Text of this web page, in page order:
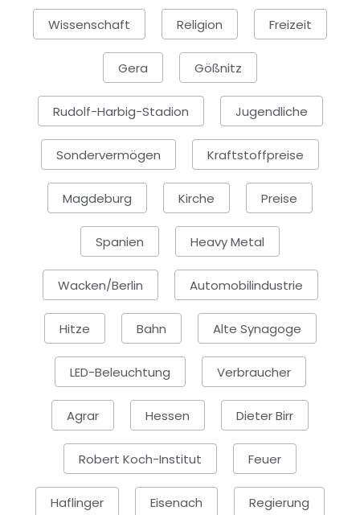
Wissenschaft Religion Freizeit
Gera Gößnitz
Rudolf-Harbig-Stadion Jugendliche
Sondervermögen Kraftstoffpreise
Magdeburg Kirche Preise
Spanien Heavy Metal
Wacken/Berlin Automobilindustrie
Hitze Bahn Alte Synagoge
LED-Beleuchtung Verbraucher
Agrar Hessen Dieter Birr
Robert Koch-Institut Feuer
Haflinger Eisenach Regierung